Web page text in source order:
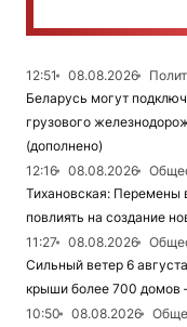
12:51 08.08.2026
Беларусь могут
грузового
(дополнено)
12:16
08.08.2026
Тихановская:
повлиять на создание
11:27
08.08.2026
Сильный ветер 6
крыши более 700
10:50
08.08.2026